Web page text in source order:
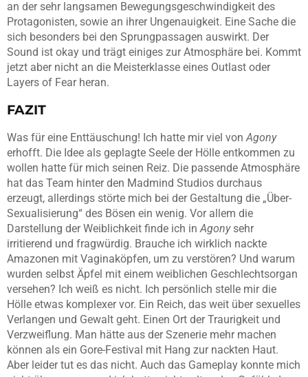
an der sehr langsamen Bewegungsgeschwindigkeit des
Protagonisten, sowie an ihrer Ungenauigkeit. Eine Sache die
sich besonders bei den Sprungpassagen auswirkt. Der
Sound ist okay und trägt einiges zur Atmosphäre bei. Kommt
jetzt aber nicht an die Meisterklasse eines Outlast oder
Layers of Fear heran.
FAZIT
Was für eine Enttäuschung! Ich hatte mir viel von Agony
erhofft. Die Idee als geplagte Seele der Hölle entkommen zu
wollen hatte für mich seinen Reiz. Die passende Atmosphäre
hat das Team hinter den Madmind Studios durchaus
erzeugt, allerdings störte mich bei der Gestaltung die „Über-
Sexualisierung“ des Bösen ein wenig. Vor allem die
Darstellung der Weiblichkeit finde ich in Agony sehr
irritierend und fragwürdig. Brauche ich wirklich nackte
Amazonen mit Vaginaköpfen, um zu verstören? Und warum
wurden selbst Äpfel mit einem weiblichen Geschlechtsorgan
versehen? Ich weiß es nicht. Ich persönlich stelle mir die
Hölle etwas komplexer vor. Ein Reich, das weit über sexuelles
Verlangen und Gewalt geht. Einen Ort der Traurigkeit und
Verzweiflung. Man hätte aus der Szenerie mehr machen
können als ein Gore-Festival mit Hang zur nackten Haut.
Aber leider tut es das nicht. Auch das Gameplay konnte mich